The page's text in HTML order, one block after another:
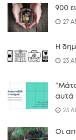
900
27
Η
23
αυτά
23
Οι